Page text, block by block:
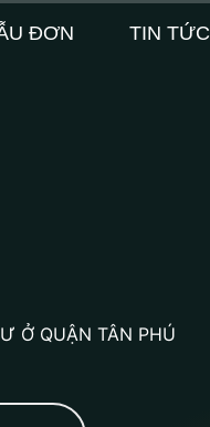
ĐƠN TIN TỨC
Ở QUẬN TÂN PHÚ